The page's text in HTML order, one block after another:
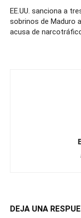
EE.UU. sanciona a
sobrinos de Maduro
acusa de
DEJA UNA